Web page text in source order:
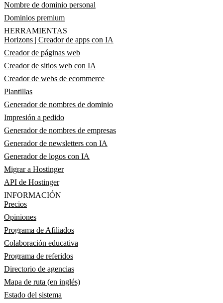
Nombre de dominio personal
Dominios premium
HERRAMIENTAS
Horizons | Creador de apps con IA
Creador de páginas web
Creador de sitios web con IA
Creador de webs de ecommerce
Plantillas
Generador de nombres de dominio
Impresión a pedido
Generador de nombres de empresas
Generador de newsletters con IA
Generador de logos con IA
Migrar a Hostinger
API de Hostinger
INFORMACIÓN
Precios
Opiniones
Programa de Afiliados
Colaboración educativa
Programa de referidos
Directorio de agencias
Mapa de ruta (en inglés)
Estado del sistema